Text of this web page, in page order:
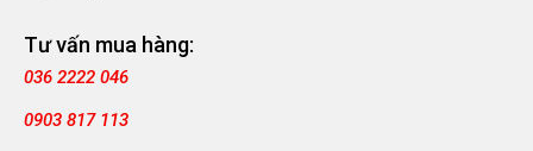
Tư vấn mua hàng:
036 2222 046
0903 817 113